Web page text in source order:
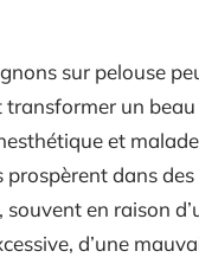
sur pelouse
transformer un
et
prospèrent dans
souvent en raison
d’une